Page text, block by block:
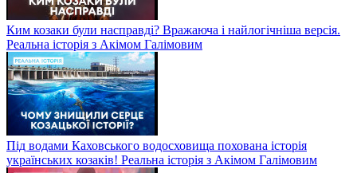
Ким козаки були насправді? Вражаюча і найлогічніша версія.
Реальна історія з Акімом Галімовим
Під водами Каховського водосховища похована історія
українських козаків! Реальна історія з Акімом Галімовим